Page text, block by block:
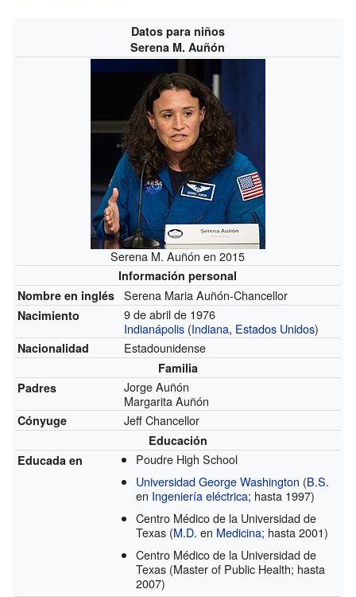
Datos para niños
Serena M. Auñón
Serena M. Auñón en 2015
Información personal
Nombre en inglés
Serena Maria Auñón-Chancellor
Nacimiento
9 de abril de 1976
Indianápolis (Indiana, Estados Unidos)
Nacionalidad Estadounidense
Familia
Padres
Jorge Auñón
Margarita Auñón
Cónyuge Jeff Chancellor
Educación
Educada en
Poudre High School
Universidad George Washington (B.S.
en Ingeniería eléctrica; hasta 1997)
Centro Médico de la Universidad de
Texas (M.D. en Medicina; hasta 2001)
Centro Médico de la Universidad de
Texas (Master of Public Health; hasta
2007)